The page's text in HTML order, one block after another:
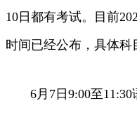
10日都有考试。目前
时间已经公布，具体科
6月7日9:00至11:30